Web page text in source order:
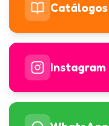
Catálogos
Instagram